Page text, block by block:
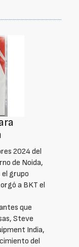
2024 del
de Noida,
grupo
a BKT el
que
Steve
India,
del